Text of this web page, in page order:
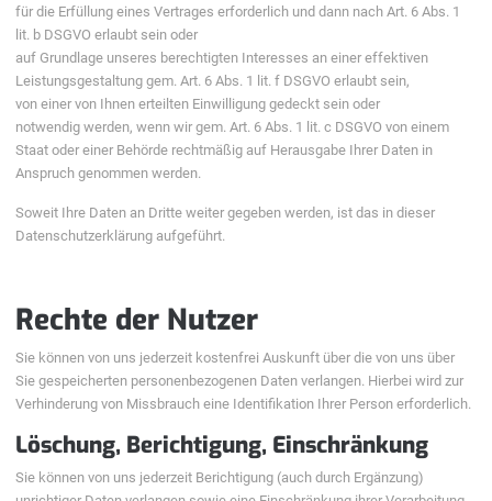
für die Erfüllung eines Vertrages erforderlich und dann nach Art. 6 Abs. 1
lit. b DSGVO erlaubt sein oder
auf Grundlage unseres berechtigten Interesses an einer effektiven
Leistungsgestaltung gem. Art. 6 Abs. 1 lit. f DSGVO erlaubt sein,
von einer von Ihnen erteilten Einwilligung gedeckt sein oder
notwendig werden, wenn wir gem. Art. 6 Abs. 1 lit. c DSGVO von einem
Staat oder einer Behörde rechtmäßig auf Herausgabe Ihrer Daten in
Anspruch genommen werden.
Soweit Ihre Daten an Dritte weiter gegeben werden, ist das in dieser
Datenschutzerklärung aufgeführt.
Rechte der Nutzer
Sie können von uns jederzeit kostenfrei Auskunft über die von uns über
Sie gespeicherten personenbezogenen Daten verlangen. Hierbei wird zur
Verhinderung von Missbrauch eine Identifikation Ihrer Person erforderlich.
Löschung, Berichtigung, Einschränkung
Sie können von uns jederzeit Berichtigung (auch durch Ergänzung)